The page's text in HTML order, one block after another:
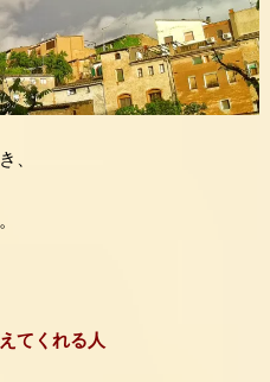
、
てくれる人